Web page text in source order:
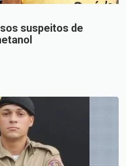
suspeitos de